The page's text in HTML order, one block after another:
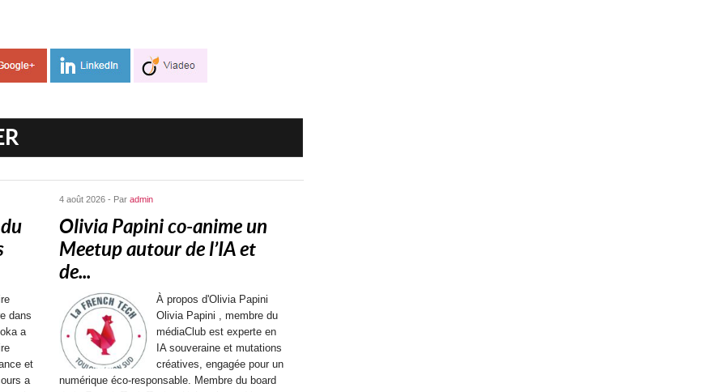
dans
a
et
a
4 août 2026 - Par admin
Olivia Papini co-anime un
Meetup autour de l’IA et
de...
À propos d'Olivia Papini
Olivia Papini , membre du
médiaClub est experte en
IA souveraine et mutations
créatives, engagée pour un
numérique éco-responsable. Membre du board